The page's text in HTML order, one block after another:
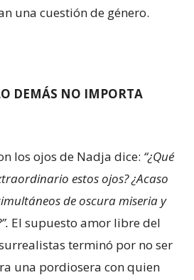
una cuestión de género.
DEMÁS NO IMPORTA
los ojos de Nadja dice: “¿Qué
estos ojos? ¿Acaso
de oscura miseria y
El supuesto amor libre del
terminó por no ser
una pordiosera con quien